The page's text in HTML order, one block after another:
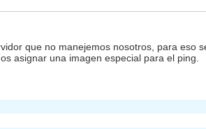
que no manejemos nosotros, para eso
asignar una imagen especial para el ping.